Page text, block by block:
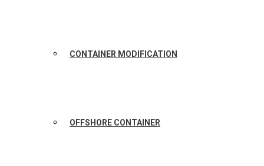
CONTAINER MODIFICATION
OFFSHORE CONTAINER